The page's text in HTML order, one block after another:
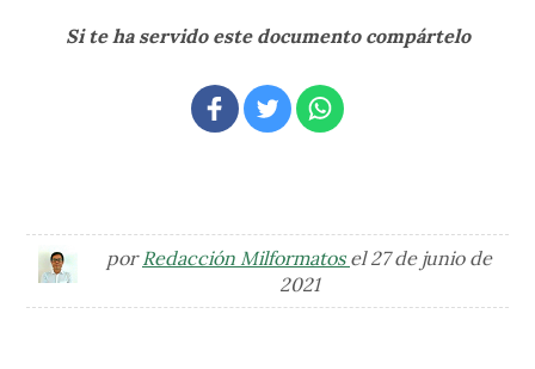
Si te ha servido este documento compártelo
porRedacción Milformatos el 27 de junio de
2021